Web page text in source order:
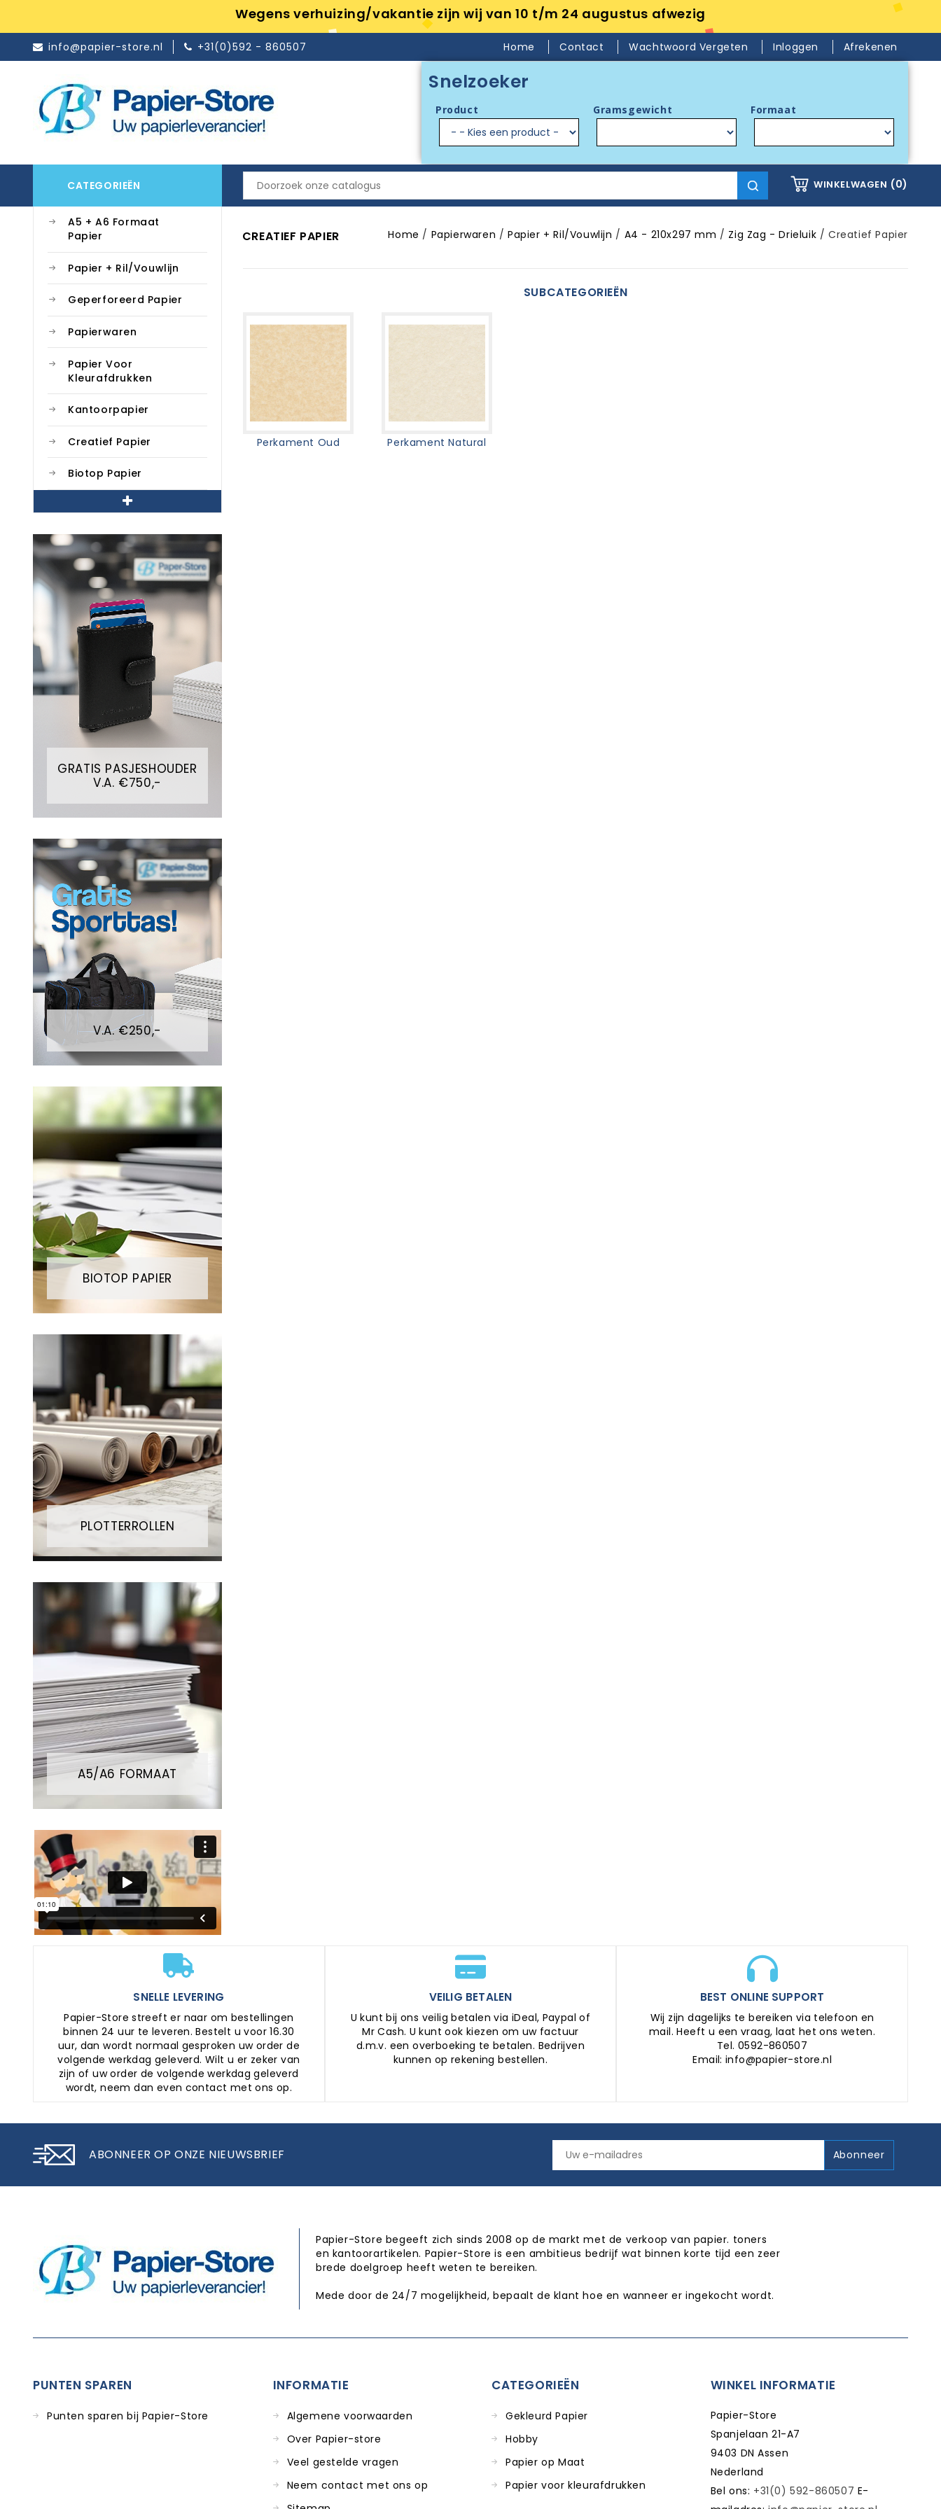
Wegens verhuizing/vakantie zijn wij van 10 t/m 24 augustus afwezig
info@papier-store.nl +31(0)592 - 860507 Home Contact Wachtwoord Vergeten Inloggen Afrekenen
Snelzoeker
Product Gramsgewicht Formaat
WINKELWAGEN (0)
CATEGORIEËN
A5 + A6 Formaat
Papier
Papier + Ril/Vouwlijn
Geperforeerd Papier
Papierwaren
Papier Voor
Kleurafdrukken
Kantoorpapier
Creatief Papier
Biotop Papier
GRATIS PASJESHOUDER
V.A. €750,-
V.A. €250,-
BIOTOP PAPIER
PLOTTERROLLEN
A5/A6 FORMAAT
CREATIEF PAPIER Home Papierwaren Papier + Ril/Vouwlijn A4 - 210x297 mm Zig Zag - Drieluik Creatief Papier
SUBCATEGORIEËN
Perkament Oud Perkament Natural
SNELLE LEVERING
Papier-Store streeft er naar om bestellingen
binnen 24 uur te leveren. Bestelt u voor 16.30
uur, dan wordt normaal gesproken uw order de
volgende werkdag geleverd. Wilt u er zeker van
zijn of uw order de volgende werkdag geleverd
wordt, neem dan even contact met ons op.
VEILIG BETALEN
U kunt bij ons veilig betalen via iDeal, Paypal of
Mr Cash. U kunt ook kiezen om uw factuur
d.m.v. een overboeking te betalen. Bedrijven
kunnen op rekening bestellen.
BEST ONLINE SUPPORT
Wij zijn dagelijks te bereiken via telefoon en
mail. Heeft u een vraag, laat het ons weten.
Tel. 0592-860507
Email: info@papier-store.nl
ABONNEER OP ONZE NIEUWSBRIEF
Papier-Store begeeft zich sinds 2008 op de markt met de verkoop van papier. toners
en kantoorartikelen. Papier-Store is een ambitieus bedrijf wat binnen korte tijd een zeer
brede doelgroep heeft weten te bereiken.
Mede door de 24/7 mogelijkheid, bepaalt de klant hoe en wanneer er ingekocht wordt.
PUNTEN SPAREN
Punten sparen bij Papier-Store
INFORMATIE
Algemene voorwaarden
Over Papier-store
Veel gestelde vragen
Neem contact met ons op
CATEGORIEËN
Gekleurd Papier
Hobby
Papier op Maat
Papier voor kleurafdrukken
WINKEL INFORMATIE
Papier-Store
Spanjelaan 21-A7
9403 DN Assen
Nederland
Bel ons: +31(0) 592-860507 E-